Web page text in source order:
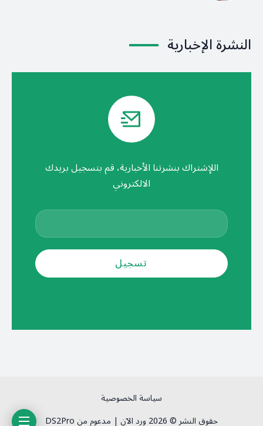
النشرة الإخبارية
اللإشتراك بنشرتنا الأخبارية، قم بتسجيل بريدك
الالكتروني
سياسة الخصوصية
حقوق النشر © 2026 ورد الآن | مدعوم من DS2Pro